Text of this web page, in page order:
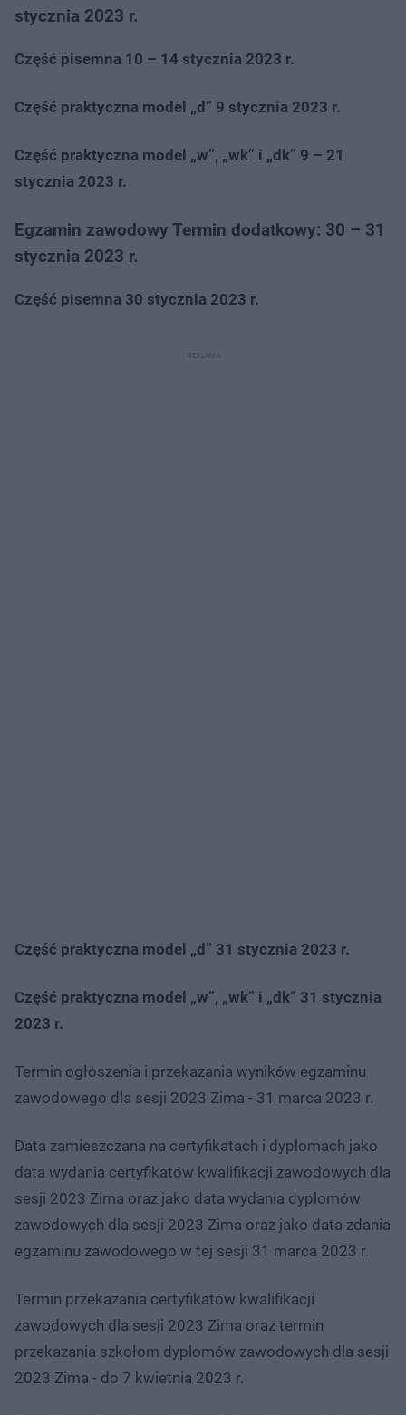
stycznia 2023 r.
Część pisemna 10 – 14 stycznia 2023 r.
Część praktyczna model „d” 9 stycznia 2023 r.
Część praktyczna model „w”, „wk” i „dk” 9 – 21
stycznia 2023 r.
Egzamin zawodowy Termin dodatkowy: 30 – 31
stycznia 2023 r.
Część pisemna 30 stycznia 2023 r.
Część praktyczna model „d” 31 stycznia 2023 r.
Część praktyczna model „w”, „wk” i „dk” 31 stycznia
2023 r.
Termin ogłoszenia i przekazania wyników egzaminu
zawodowego dla sesji 2023 Zima - 31 marca 2023 r.
Data zamieszczana na certyfikatach i dyplomach jako
data wydania certyfikatów kwalifikacji zawodowych dla
sesji 2023 Zima oraz jako data wydania dyplomów
zawodowych dla sesji 2023 Zima oraz jako data zdania
egzaminu zawodowego w tej sesji 31 marca 2023 r.
Termin przekazania certyfikatów kwalifikacji
zawodowych dla sesji 2023 Zima oraz termin
przekazania szkołom dyplomów zawodowych dla sesji
2023 Zima - do 7 kwietnia 2023 r.